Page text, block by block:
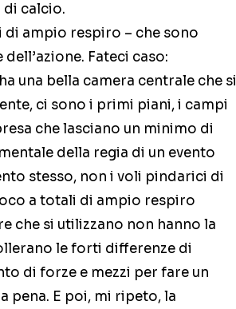
calcio.
di ampio respiro – che sono
Fateci caso:
una bella camera centrale che si
ci sono i primi piani, i campi
che lasciano un minimo di
della regia di un evento
stesso, non i voli pindarici di
a totali di ampio respiro
che si utilizzano non hanno la
le forti differenze di
di forze e mezzi per fare un
pena. E poi, mi ripeto, la